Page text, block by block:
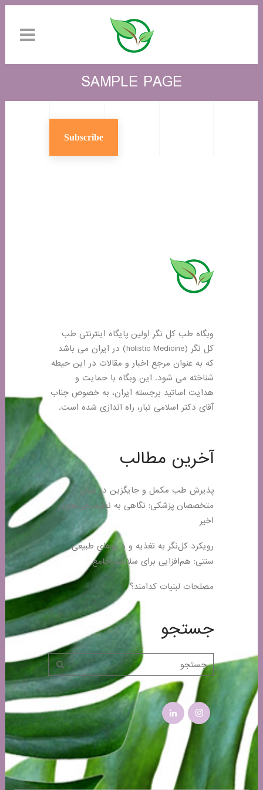
SAMPLE PAGE
Subscribe
وبگاه طب کل نگر اولین پایگاه اینترنتی طب
کل نگر (holistic Medicine) در ایران می باشد
که به عنوان مرجع اخبار و مقالات در این حیطه
شناخته می شود. این وبگاه با حمایت و
هدایت اساتید برجسته ایران، به خصوص جناب
آقای دکتر اسلامی تبار، راه اندازی شده است.
آخرین مطالب
پذیرش طب مکمل و جایگزین در میان
متخصصان پزشکی: نگاهی به نظرسنجی‌های
اخیر
رویکرد کل‌نگر به تغذیه و داروهای طبیعی
سنتی: هم‌افزایی برای سلامت جامع
مصلحات لبنیات کدامند؟
جستجو